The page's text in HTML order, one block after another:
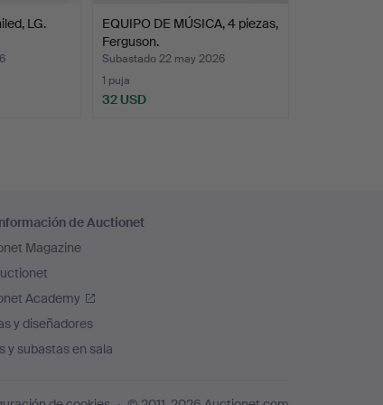
LG.
EQUIPO DE MÚSICA, 4 piezas,
Ferguson.
Subastado 22 may 2026
1 puja
32 USD
de Auctionet
Magazine
Academy
y diseñadores
y subastas en sala